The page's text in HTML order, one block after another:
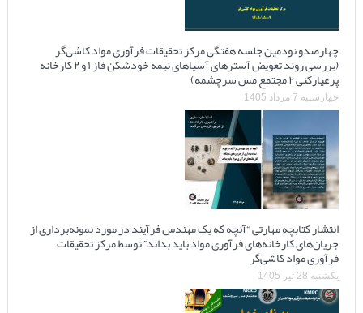
چهارصدو نودمین جلسه هفتگی مرکز تحقیقات فرآوری مواد کاشی‌گر
(بررسی روند تعویض آسترهای آسیاهای نیمه خودشکن فاز ۱ و ۲ کارخانه
پرعیارکنی ۲ مجتمع مس سرچشمه)
چهارشنبه 7 مرداد 1405
انتشار کتابچه مهارتی “آنچه که یک مهندس فرآیند در مورد نمونه‌برداری از
جریان‌های کارخانه‌های فرآوری مواد باید بداند” توسط مرکز تحقیقات
فرآوری مواد کاشی‌گر
یکشنبه 28 تیر 1405